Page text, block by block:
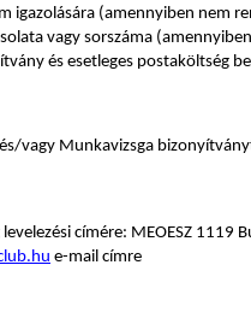
igazolására (amennyiben nem
vagy sorszáma
és esetleges postaköltség
vagy Munkavizsga
címére: MEOESZ 1119
e-mail címre